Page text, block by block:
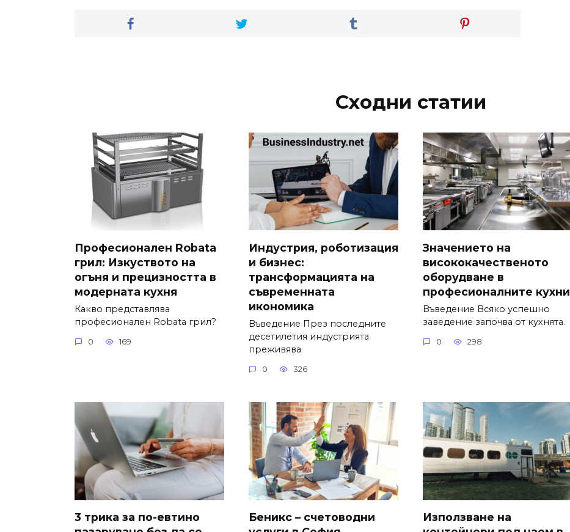
Сходни статии
Професионален Robata
грил: Изкуството на
огъня и прецизността в
модерната кухня
Какво представлява
професионален Robata грил?
0 169
Индустрия, роботизация
и бизнес:
трансформацията на
съвременната
икономика
Въведение През последните
десетилетия индустрията
преживява
0 326
Значението на
висококачественото
оборудване в
професионалните кухни
Въведение Всяко успешно
заведение започва от кухнята.
0 298
3 трика за по-евтино
Беникс – счетоводни
Използване на